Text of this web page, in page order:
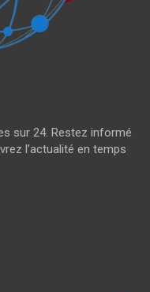
sur 24. Restez informé
l’actualité en temps